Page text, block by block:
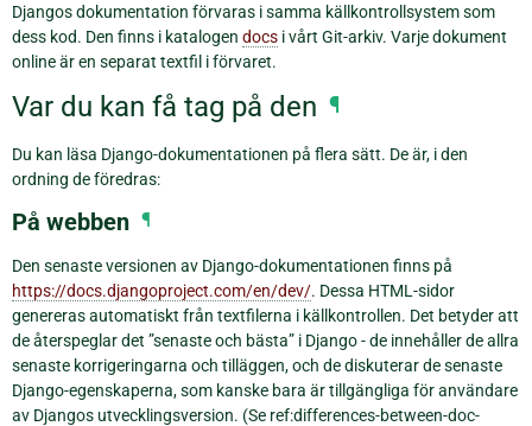
Djangos dokumentation förvaras i samma källkontrollsystem som
dess kod. Den finns i katalogen docs i vårt Git-arkiv. Varje dokument
online är en separat textfil i förvaret.
Var du kan få tag på den ¶
Du kan läsa Django-dokumentationen på flera sätt. De är, i den
ordning de föredras:
På webben ¶
Den senaste versionen av Django-dokumentationen finns på
https://docs.djangoproject.com/en/dev/. Dessa HTML-sidor
genereras automatiskt från textfilerna i källkontrollen. Det betyder att
de återspeglar det ”senaste och bästa” i Django - de innehåller de allra
senaste korrigeringarna och tilläggen, och de diskuterar de senaste
Django-egenskaperna, som kanske bara är tillgängliga för användare
av Djangos utvecklingsversion. (Se ref:differences-between-doc-